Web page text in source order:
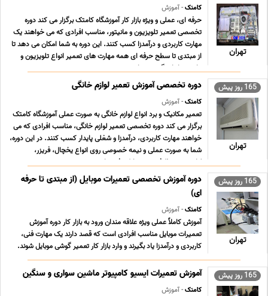
تهران
کامتک- آموزش
حرفه ای، عملی و ویژه بازار کار آموزشگاه کامتک برگزار می کند دوره
تخصصی تعمیر تلویزیون و مانیتور، مناسب افرادی که می خواهند یک
مهارت کاربردی و درآمدزا کسب کنند. این دوره به شما امکان می دهد تا
از مبتدی تا سطح حرفه ای همه مهارت های تعمیر انواع تلویزیون و
مانیتور را یاد بگیرید و وار ... ...
165 روز پیش
تهران
دوره تخصصی آموزش تعمیر لوازم خانگی
کامتک- آموزش
تعمیر مکانیک و برد انواع لوازم خانگی به صورت عملی آموزشگاه کامتک
برگزار می کند دوره تخصصی تعمیر لوازم خانگی، مناسب افرادی که می
خواهند مهارت کاربردی، درآمدزا و شغلی پایدار کسب کنند. در این دوره،
شما به صورت عملی و نیمه خصوصی روی انواع یخچال، فریزر،
لباسشویی، ظرفشویی، مایکروفر، جا ... ...
165 روز پیش
تهران
دوره آموزش تخصصی تعمیرات موبایل (از مبتدی تا حرفه
ای)
کامتک- آموزش
آموزش کاملاً عملی ویژه علاقه مندان ورود به بازار کار دوره آموزش
تعمیرات موبایل مناسب افرادی است که قصد دارند یک مهارت فنی،
کاربردی و درآمدزا یاد بگیرند و وارد بازار کار تعمیر گوشی موبایل شوند.
این دوره بدون نیاز به پیش زمینه فنی بوده و آموزش ها به صورت مرحله
به مرحله و کاملاً عمل ... ...
165 روز پیش آموزش تعمیرات ایسیو کامپیوتر ماشین سواری و سنگین
کامتک- آموزش